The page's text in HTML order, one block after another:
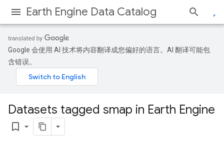
Earth Engine Data Catalog
Google 会使用 AI 技术将内容翻译成您偏好的语言。AI 翻译可能包
含错误。
Datasets tagged smap in Earth Engine
bookmark_border